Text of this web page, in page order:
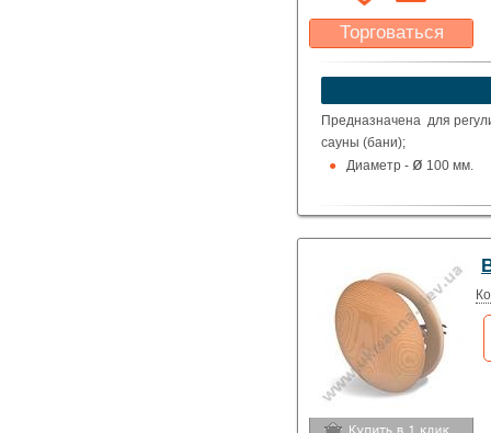
Торговаться
Какая цена Вас
устроит?
Предназначена для
сауны (бани);
Диаметр - ø 100 мм.